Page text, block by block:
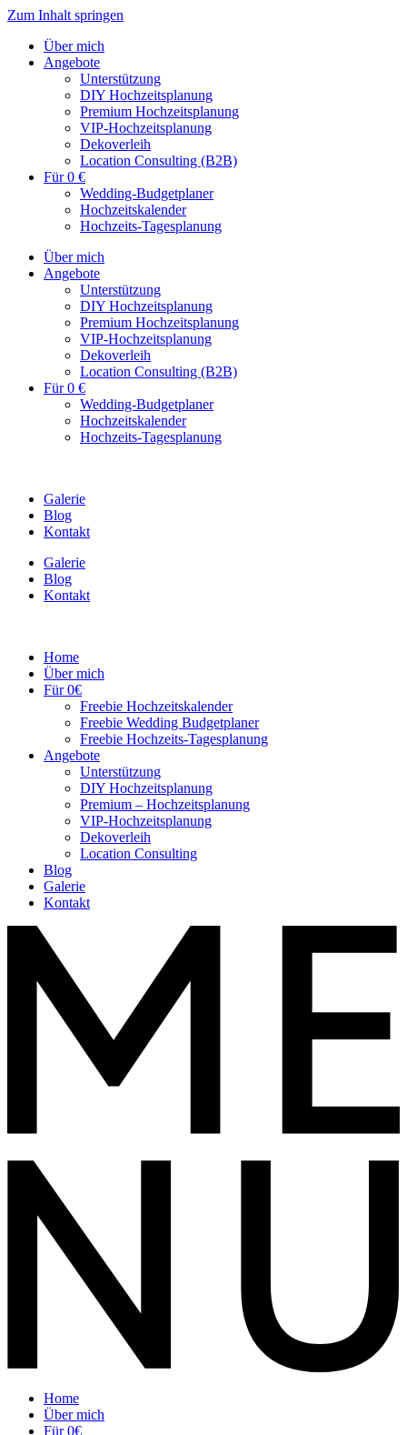
Zum Inhalt springen
Über mich
Angebote
Unterstützung
DIY Hochzeitsplanung
Premium Hochzeitsplanung
VIP-Hochzeitsplanung
Dekoverleih
Location Consulting (B2B)
Für 0 €
Wedding-Budgetplaner
Hochzeitskalender
Hochzeits-Tagesplanung
Über mich
Angebote
Unterstützung
DIY Hochzeitsplanung
Premium Hochzeitsplanung
VIP-Hochzeitsplanung
Dekoverleih
Location Consulting (B2B)
Für 0 €
Wedding-Budgetplaner
Hochzeitskalender
Hochzeits-Tagesplanung
Galerie
Blog
Kontakt
Galerie
Blog
Kontakt
Home
Über mich
Für 0€
Freebie Hochzeitskalender
Freebie Wedding Budgetplaner
Freebie Hochzeits-Tagesplanung
Angebote
Unterstützung
DIY Hochzeitsplanung
Premium – Hochzeitsplanung
VIP-Hochzeitsplanung
Dekoverleih
Location Consulting
Blog
Galerie
Kontakt
Home
Über mich
Für 0€